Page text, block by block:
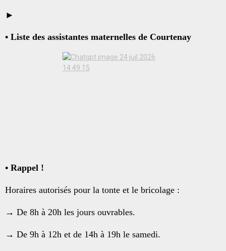
►
• Liste des assistantes maternelles de Courtenay
• Rappel !
Horaires autorisés pour la tonte et le bricolage :
→ De 8h à 20h les jours ouvrables.
→ De 9h à 12h et de 14h à 19h le samedi.